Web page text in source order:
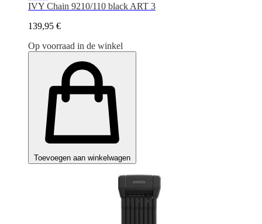
IVY Chain 9210/110 black ART 3
139,95 €
Op voorraad in de winkel
Toevoegen aan winkelwagen